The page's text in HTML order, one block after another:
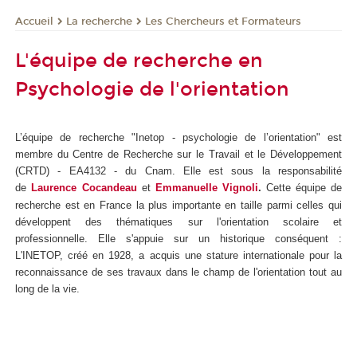
Accueil La recherche Les Chercheurs et Formateurs
L'équipe de recherche en
Psychologie de l'orientation
L’équipe de recherche "Inetop - psychologie de l’orientation" est
membre du Centre de Recherche sur le Travail et le Développement
(CRTD) - EA4132 - du Cnam. Elle est sous la responsabilité
deLaurence Cocandeau et Emmanuelle Vignoli. Cette équipe de
recherche est en France la plus importante en taille parmi celles qui
développent des thématiques sur l'orientation scolaire et
professionnelle. Elle s'appuie sur un historique conséquent :
L'INETOP, créé en 1928, a acquis une stature internationale pour la
reconnaissance de ses travaux dans le champ de l'orientation tout au
long de la vie.